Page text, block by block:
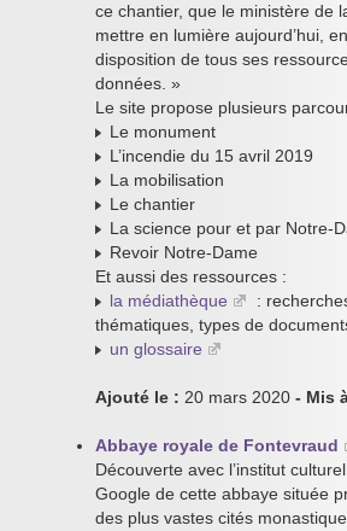
ce chantier, que le ministère de
mettre en lumière aujourd’hui,
disposition de tous ses
données. »
Le site propose plusieurs
Le monument
L’incendie du 15 avril 2019
La mobilisation
Le chantier
La science pour et par Notre-
Revoir Notre-Dame
Et aussi des ressources :
la médiathèque
:
thématiques, types de
un glossaire
Ajouté le : 20 mars 2020 - Mis
Abbaye royale de Fontevraud
Découverte avec l’institut
Google de cette abbaye située
des plus vastes cités